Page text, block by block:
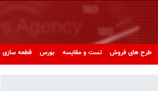
طرح های فروش تست و مقایسه بورس قطعه سازی